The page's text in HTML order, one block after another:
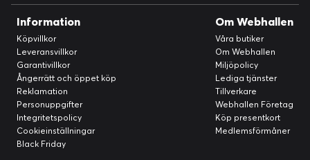
Information
Köpvillkor
Leveransvillkor
Garantivillkor
Ångerrätt och öppet köp
Reklamation
Personuppgifter
Integritetspolicy
Cookieinställningar
Black Friday
Om Webhallen
Våra butiker
Om Webhallen
Miljöpolicy
Lediga tjänster
Tillverkare
Webhallen Företag
Köp presentkort
Medlemsförmåner